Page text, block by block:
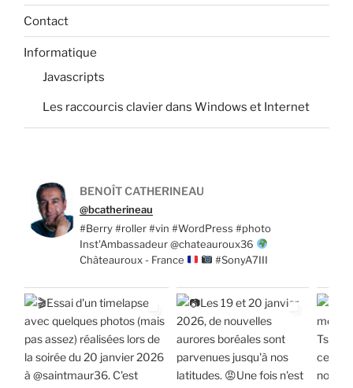
Contact
Informatique
Javascripts
Les raccourcis clavier dans Windows et Internet
BENOÎT CATHERINEAU
@bcatherineau
#Berry #roller #vin #WordPress #photo
Inst'Ambassadeur @chateauroux36
Châteauroux - France
#SonyA7III